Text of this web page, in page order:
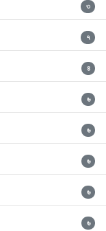
৩
৭
৪
৬
৬
৬
৬
৬